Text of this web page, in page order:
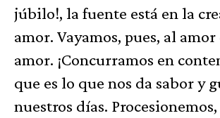
júbilo!, la fuente está en la
amor. Vayamos, pues, al
amor. ¡Concurramos en
que es lo que nos da sabor y
nuestros días.